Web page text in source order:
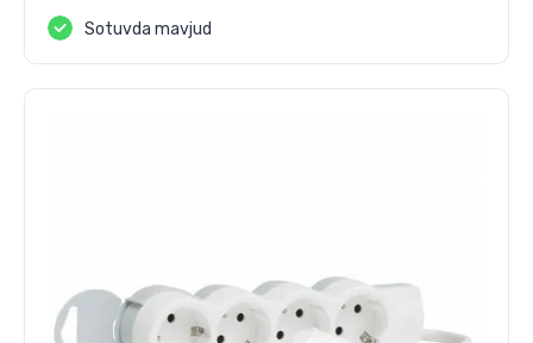
Sotuvda mavjud